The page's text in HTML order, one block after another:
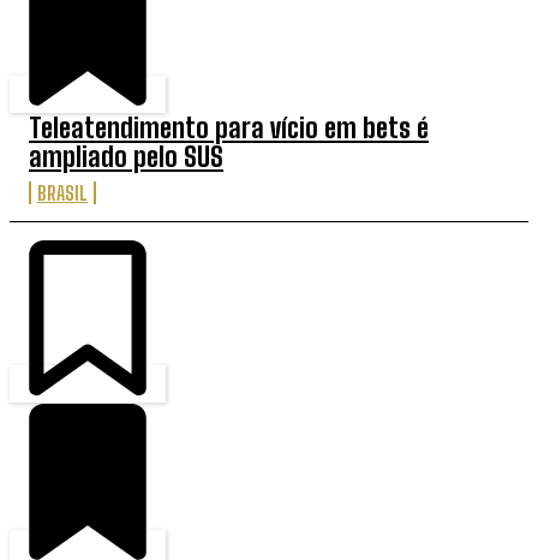
Teleatendimento para vício em bets é
ampliado pelo SUS
BRASIL